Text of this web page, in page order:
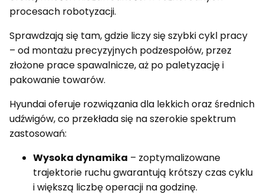
procesach robotyzacji.
Sprawdzają się tam, gdzie liczy się szybki cykl pracy
– od montażu precyzyjnych podzespołów, przez
złożone prace spawalnicze, aż po paletyzację i
pakowanie towarów.
Hyundai oferuje rozwiązania dla lekkich oraz średnich
udźwigów, co przekłada się na szerokie spektrum
zastosowań:
Wysoka dynamika – zoptymalizowane
trajektorie ruchu gwarantują krótszy czas cyklu
i większą liczbę operacji na godzinę.